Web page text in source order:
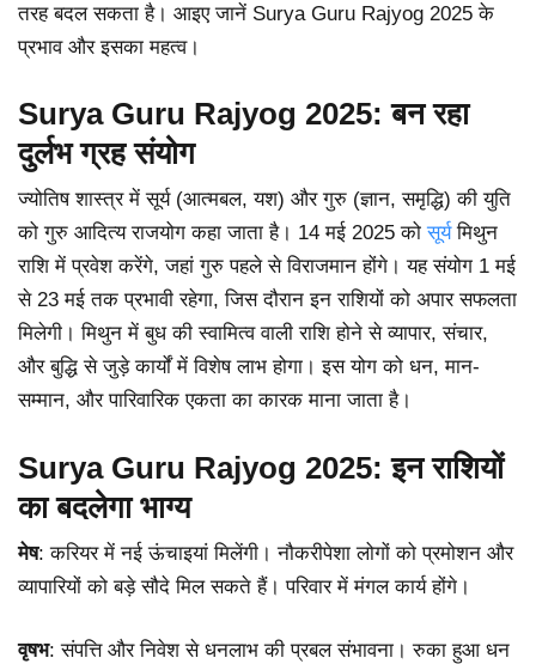
तरह बदल सकता है। आइए जानें Surya Guru Rajyog 2025 के
प्रभाव और इसका महत्व।
Surya Guru Rajyog 2025: बन रहा
दुर्लभ ग्रह संयोग
ज्योतिष शास्त्र में सूर्य (आत्मबल, यश) और गुरु (ज्ञान, समृद्धि) की युति
को गुरु आदित्य राजयोग कहा जाता है। 14 मई 2025 कोसूर्यमिथुन
राशि में प्रवेश करेंगे, जहां गुरु पहले से विराजमान होंगे। यह संयोग 1 मई
से 23 मई तक प्रभावी रहेगा, जिस दौरान इन राशियों को अपार सफलता
मिलेगी। मिथुन में बुध की स्वामित्व वाली राशि होने से व्यापार, संचार,
और बुद्धि से जुड़े कार्यों में विशेष लाभ होगा। इस योग को धन, मान-
सम्मान, और पारिवारिक एकता का कारक माना जाता है।
Surya Guru Rajyog 2025: इन राशियों
का बदलेगा भाग्य
मेष: करियर में नई ऊंचाइयां मिलेंगी। नौकरीपेशा लोगों को प्रमोशन और
व्यापारियों को बड़े सौदे मिल सकते हैं। परिवार में मंगल कार्य होंगे।
वृषभ: संपत्ति और निवेश से धनलाभ की प्रबल संभावना। रुका हुआ धन